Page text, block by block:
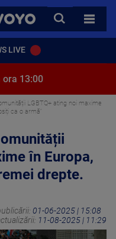
VOYO
CAUTA
TOATE
LIVE
ora 13:00
LGBTQ+ ating noi maxime
ca o armă”
în Europa,
drepte.
01-06-2025 | 15:08
11-08-2025 | 11:29